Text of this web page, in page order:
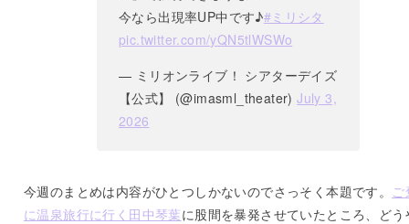
今なら出現率UP中です♪#ミリシタ
pic.twitter.com/yQN5tlWSWo
— ミリオンライブ！ シアターデイズ
【公式】 (@imasml_theater)July 3,
2026
今週のまとめは内容がひとつしかないのでさっそく本題です。
に温泉旅行に行く田中琴葉に股間を暴発させていたところ、どう